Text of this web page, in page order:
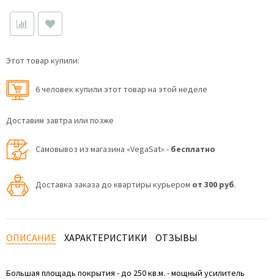
Этот товар купили:
6 человек купили этот товар на этой неделе
Доставим завтра или позже
Самовывоз из магазина «VegaSat» - бесплатно
Доставка заказа до квартиры курьером от 300 руб.
ОПИСАНИЕ ХАРАКТЕРИСТИКИ ОТЗЫВЫ
Большая площадь покрытия - до 250 кв.м. - мощный усилитель